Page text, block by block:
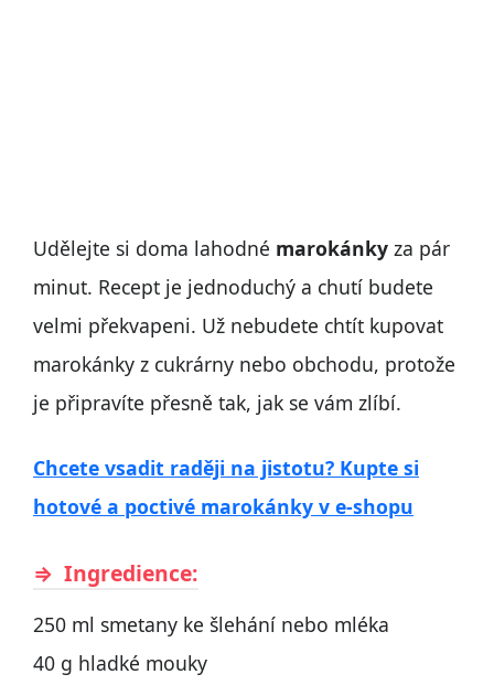
Udělejte si doma lahodné marokánky za pár
minut. Recept je jednoduchý a chutí budete
velmi překvapeni. Už nebudete chtít kupovat
marokánky z cukrárny nebo obchodu, protože
je připravíte přesně tak, jak se vám zlíbí.
Chcete vsadit raději na jistotu? Kupte si
hotové a poctivé marokánky v e-shopu
Ingredience:
250 ml smetany ke šlehání nebo mléka
40 g hladké mouky